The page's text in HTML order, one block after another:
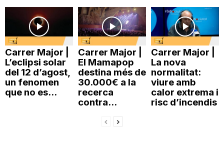
Carrer Major |
L’eclipsi solar
del 12 d’agost,
un fenomen
que no es...
Carrer Major |
El Mamapop
destina més de
30.000€ a la
recerca
contra...
Carrer Major |
La nova
normalitat:
viure amb
calor extrema i
risc d’incendis